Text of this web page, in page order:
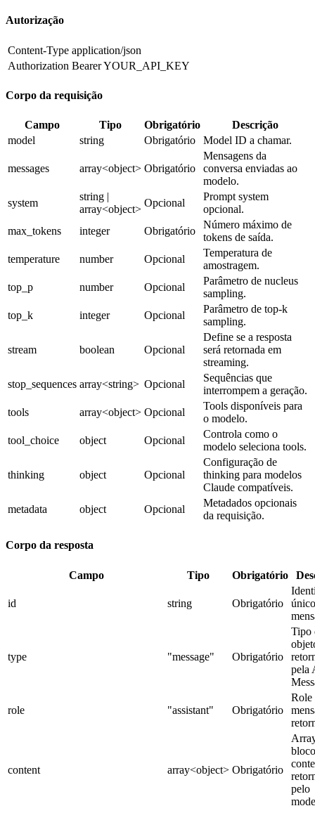
Autorização
Content-Type application/json
Authorization Bearer YOUR_API_KEY
Corpo da requisição
Campo Tipo Obrigatório
Descrição
model
string Obrigatório Model ID a chamar.
messages array<object> Obrigatório
Mensagens da
conversa enviadas ao
modelo.
system
string |
array<object>
Opcional
Prompt system
opcional.
max_tokens
integer Obrigatório
Número máximo de
tokens de saída.
temperature
number Opcional
Temperatura de
amostragem.
top_p
number Opcional
Parâmetro de nucleus
sampling.
top_k
integer Opcional
Parâmetro de top-k
sampling.
stream boolean Opcional
Define se a resposta
será retornada em
streaming.
stop_sequences array<string> Opcional
Sequências que
interrompem a geração.
tools
array<object> Opcional
Tools disponíveis para
o modelo.
tool_choice
object Opcional
Controla como o
modelo seleciona tools.
thinking object Opcional
Configuração de
thinking para modelos
Claude compatíveis.
metadata
object Opcional
Metadados opcionais
da requisição.
Corpo da resposta
Campo Tipo Obrigatório
id string Obrigatório
type "message" Obrigatório
Tipo
pela
role "assistant" Obrigatório
Role
content array<object> Obrigatório
pelo